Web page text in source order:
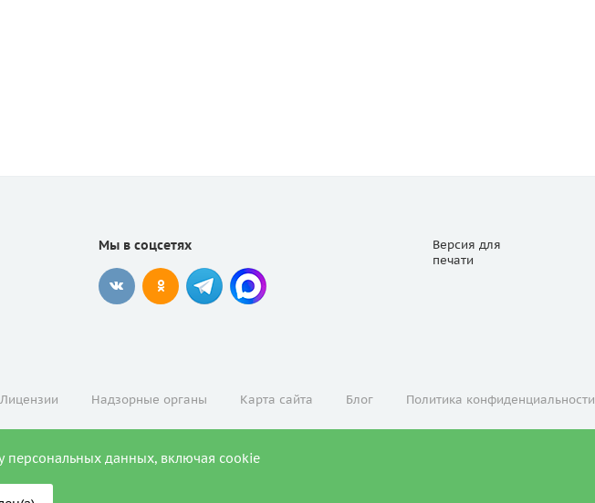
персональных данных, включая cookie
Мы в соцсетях
Версия для
печати
Лицензии Надзорные органы Карта сайта Блог Политика конфиденциальности